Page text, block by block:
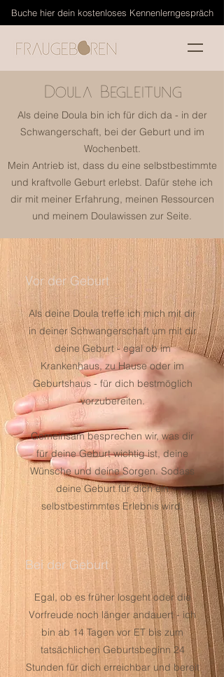
Buche hier dein kostenloses Kennenlerngespräch
Doula Begleitung
Als deine Doula bin ich für dich da - in der
Schwangerschaft, bei der Geburt und im
Wochenbett.
Mein Antrieb ist, dass du eine selbstbestimmte
und kraftvolle Geburt erlebst. Dafür stehe ich
dir mit meiner Erfahrung, meinen Ressourcen
und meinem Doulawissen zur Seite.
Vor der Geburt
Als deine Doula treffe ich mich mit dir
in deiner Schwangerschaft um mit dir
deine Geburt - egal ob im
Krankenhaus, zu Hause oder im
Geburtshaus - für dich bestmöglich
vorzubereiten.
Gemeinsam besprechen wir, was dir
für deine Geburt wichtig ist, deine
Wünsche und deine Sorgen. Sodass
deine Geburt für dich ein
selbstbestimmtes Erlebnis wird.
Bei der Geburt
Egal, ob es früher losgeht oder die
Vorfreude noch länger andauert - ich
bin ab 14 Tagen vor ET bis zum
tatsächlichen Geburtsbeginn 24
Stunden für dich erreichbar und bereit